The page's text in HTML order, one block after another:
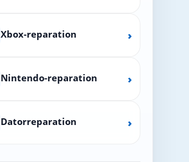
Xbox-reparation ›
Nintendo-reparation ›
Datorreparation ›